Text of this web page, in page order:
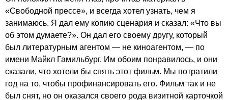
«Свободной прессе», и всегда хотел узнать, чем я
занимаюсь. Я дал ему копию сценария и сказал: «Что вы
об этом думаете?». Он дал его своему другу, который
был литературным агентом — не киноагентом, — по
имени Майкл Гамильбург. Им обоим понравилось, и они
сказали, что хотели бы снять этот фильм. Мы потратили
год на то, чтобы профинансировать его. Фильм так и не
был снят, но он оказался своего рода визитной карточкой